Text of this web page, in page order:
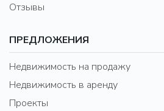
Отзывы
ПРЕДЛОЖЕНИЯ
Недвижимость на продажу
Недвижимость в аренду
Проекты